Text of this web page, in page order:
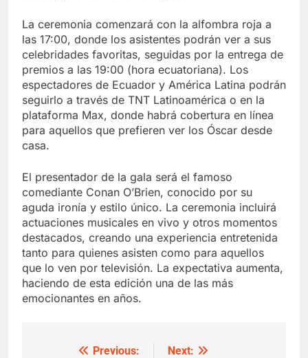
La ceremonia comenzará con la alfombra roja a
las 17:00, donde los asistentes podrán ver a sus
celebridades favoritas, seguidas por la entrega de
premios a las 19:00 (hora ecuatoriana). Los
espectadores de Ecuador y América Latina podrán
seguirlo a través de TNT Latinoamérica o en la
plataforma Max, donde habrá cobertura en línea
para aquellos que prefieren ver los Óscar desde
casa.
El presentador de la gala será el famoso
comediante Conan O’Brien, conocido por su
aguda ironía y estilo único. La ceremonia incluirá
actuaciones musicales en vivo y otros momentos
destacados, creando una experiencia entretenida
tanto para quienes asisten como para aquellos
que lo ven por televisión. La expectativa aumenta,
haciendo de esta edición una de las más
emocionantes en años.
Previous:
Next: